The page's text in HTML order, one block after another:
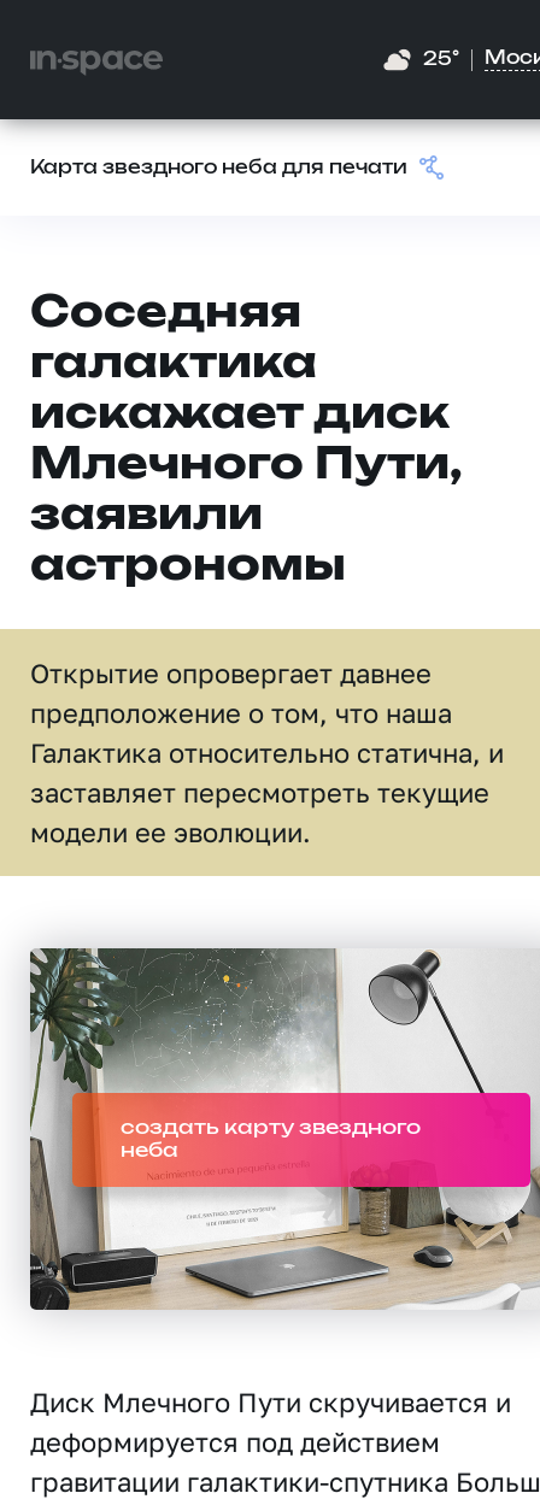
25°
Карта звездного неба для печати
Соседняя
галактика
искажает диск
Млечного Пути,
заявили
астрономы
Открытие опровергает давнее
предположение о том, что наша
Галактика относительно статична, и
заставляет пересмотреть текущие
модели ее эволюции.
создать карту звездного
неба
Диск Млечного Пути скручивается и
деформируется под действием
гравитации галактики-спутника